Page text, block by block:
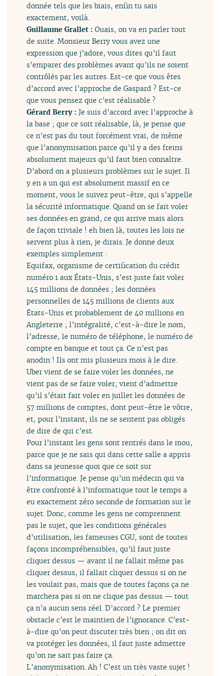
donnée tels que les biais, enfin tu sais
exactement, voilà.
Guillaume Grallet :Ouais, on va en parler tout
de suite. Monsieur Berry vous avez une
expression que j’adore, vous dites qu’il faut
s’emparer des problèmes avant qu’ils ne soient
contrôlés par les autres. Est-ce que vous êtes
d’accord avec l’approche de Gaspard ? Est-ce
que vous pensez que c’est réalisable ?
Gérard Berry :Je suis d’accord avec l’approche à
la base ; que ce soit réalisable, là, je pense que
ce n’est pas du tout forcément vrai, de même
que l’anonymisation parce qu’il y a des freins
absolument majeurs qu’il faut bien connaître.
D’abord on a plusieurs problèmes sur le sujet. Il
y en a un qui est absolument massif en ce
moment, vous le suivez peut-être, qui s’appelle
la sécurité informatique. Quand on se fait voler
ses données en grand, ce qui arrive mais alors
de façon triviale ! eh bien là, toutes les lois ne
servent plus à rien, je dirais. Je donne deux
exemples simplement :
Equifax, organisme de certification du crédit
numéro 1 aux États-Unis, s’est juste fait voler
145 millions de données ; les données
personnelles de 145 millions de clients aux
États-Unis et probablement de 40 millions en
Angleterre ; l’intégralité, c’est-à-dire le nom,
l’adresse, le numéro de téléphone, le numéro de
compte en banque et tout ça. Ce n’est pas
anodin ! Ils ont mis plusieurs mois à le dire.
Uber vient de se faire voler les données, ne
vient pas de se faire voler, vient d’admettre
qu’il s’était fait voler en juillet les données de
57 millions de comptes, dont peut-être le vôtre,
et, pour l’instant, ils ne se sentent pas obligés
de dire de qui c’est.
Pour l’instant les gens sont rentrés dans le mou,
parce que je ne sais qui dans cette salle a appris
dans sa jeunesse quoi que ce soit sur
l’informatique. Je pense qu’un médecin qui va
être confronté à l’informatique tout le temps a
eu exactement zéro seconde de formation sur le
sujet. Donc, comme les gens ne comprennent
pas le sujet, que les conditions générales
d’utilisation, les fameuses CGU, sont de toutes
façons incompréhensibles, qu’il faut juste
cliquer dessus — avant il ne fallait même pas
cliquer dessus, il fallait cliquer dessus si on ne
les voulait pas, mais que de toutes façons ça ne
marchera pas si on ne clique pas dessus — tout
ça n’a aucun sens réel. D’accord ? Le premier
obstacle c’est le maintien de l’ignorance. C’est-
à-dire qu’on peut discuter très bien ; on dit on
va protéger les données, il faut juste admettre
qu’on ne sait pas faire ça.
L’anonymisation. Ah ! C’est un très vaste sujet !